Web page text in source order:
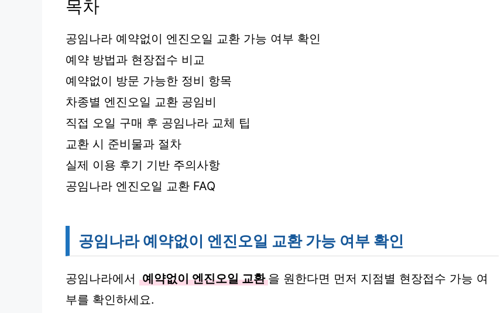
목차
공임나라 예약없이 엔진오일 교환 가능 여부 확인
예약 방법과 현장접수 비교
예약없이 방문 가능한 정비 항목
차종별 엔진오일 교환 공임비
직접 오일 구매 후 공임나라 교체 팁
교환 시 준비물과 절차
실제 이용 후기 기반 주의사항
공임나라 엔진오일 교환 FAQ
공임나라 예약없이 엔진오일 교환 가능 여부 확인
공임나라에서 예약없이 엔진오일 교환 을 원한다면 먼저 지점별 현장접수 가능 여
부를 확인하세요.